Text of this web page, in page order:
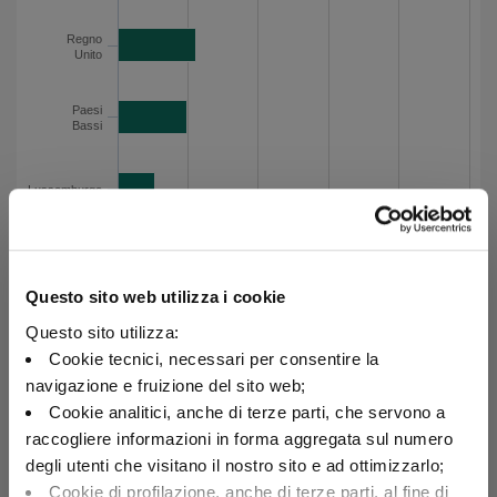
Questo sito web utilizza i cookie
Questo sito utilizza:
Cookie tecnici, necessari per consentire la
navigazione e fruizione del sito web;
Cookie analitici, anche di terze parti, che servono a
raccogliere informazioni in forma aggregata sul numero
degli utenti che visitano il nostro sito e ad ottimizzarlo;
Cookie di profilazione, anche di terze parti, al fine di
Regno
Unito
Paesi
Bassi
Lussemburgo
Danimarca
Altri
0 5 10 15 20